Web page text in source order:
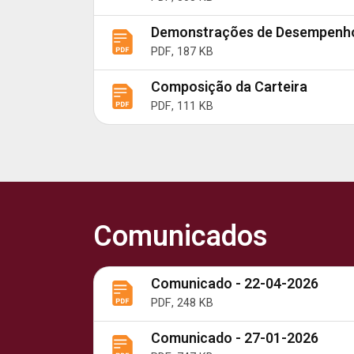
Demonstrações de
PDF, 187 KB
Composição da Carteira
PDF, 111 KB
Comunicados
Comunicado - 22-04-2026
PDF, 248 KB
Comunicado - 27-01-2026